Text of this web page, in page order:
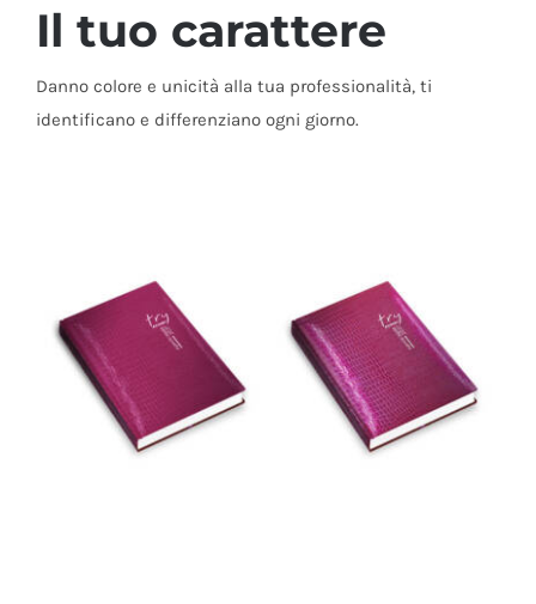
Il tuo carattere
Danno colore e unicità alla tua professionalità, ti
identificano e differenziano ogni giorno.